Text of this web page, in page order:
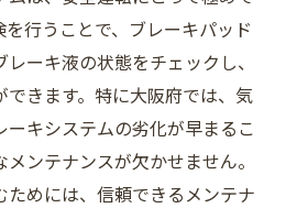
行うことで、ブレーキパッド
ーキ液の状態をチェックし、
きます。特に大阪府では、気
キシステムの劣化が早まるこ
ンテナンスが欠かせません。
めには、信頼できるメンテナ